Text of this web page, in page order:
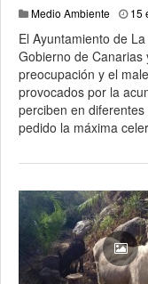
Medio Ambiente 15
El Ayuntamiento de
Gobierno de
preocupación y el
provocados por la
perciben en
pedido la máxima